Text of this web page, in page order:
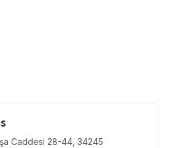
Caddesi 28-44, 34245